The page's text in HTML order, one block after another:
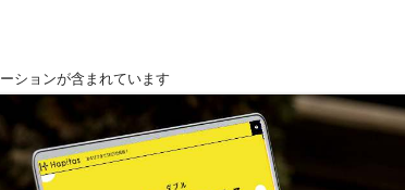
ションが含まれています